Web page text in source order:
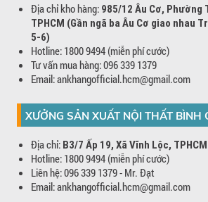
Địa chỉ kho hàng: 985/12 Âu Cơ, Phường
TPHCM (Gần ngã ba Âu Cơ giao nhau
5-6)
Hotline: 1800 9494 (miễn phí cước)
Tư vấn mua hàng: 096 339 1379
Email: ankhangofficial.hcm@gmail.com
XƯỞNG SẢN XUẤT NỘI THẤT BÌNH
Địa chỉ: B3/7 Ấp 19, Xã Vĩnh Lộc, TPHCM
Hotline: 1800 9494 (miễn phí cước)
Liên hệ: 096 339 1379 - Mr. Đạt
Email: ankhangofficial.hcm@gmail.com